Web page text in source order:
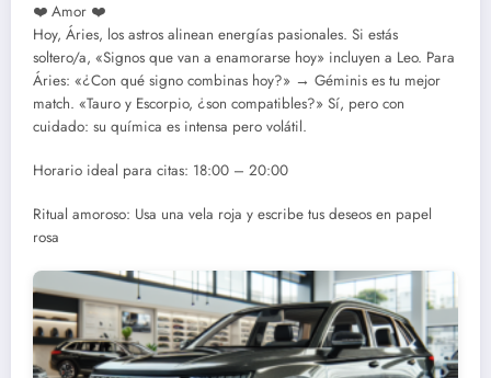
❤️ Amor ❤️
Hoy, Áries, los astros alinean energías pasionales. Si estás
soltero/a, «Signos que van a enamorarse hoy» incluyen a Leo. Para
Áries: «¿Con qué signo combinas hoy?» → Géminis es tu mejor
match. «Tauro y Escorpio, ¿son compatibles?» Sí, pero con
cuidado: su química es intensa pero volátil.
Horario ideal para citas: 18:00 – 20:00
Ritual amoroso: Usa una vela roja y escribe tus deseos en papel
rosa